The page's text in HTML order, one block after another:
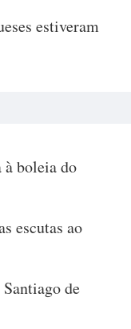
estiveram
à boleia do
escutas ao
de